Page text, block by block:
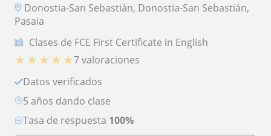
Donostia-San Sebastián, Donostia-San Sebastián,
Pasaia
Clases de FCE First Certificate in English
★ ★ ★ ★ ★7 valoraciones
Datos verificados
5 años dando clase
Tasa de respuesta 100%